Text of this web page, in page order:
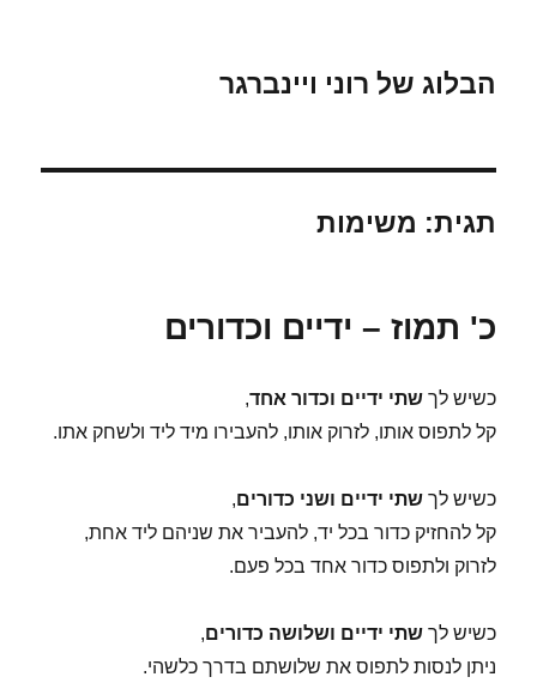
הבלוג של רוני ויינברגר
תגית: משימות
כ' תמוז – ידיים וכדורים
כשיש לךשתי ידיים וכדור אחד,
קל לתפוס אותו, לזרוק אותו, להעבירו מיד ליד ולשחק אתו.
כשיש לךשתי ידיים ושני כדורים,
קל להחזיק כדור בכל יד, להעביר את שניהם ליד אחת,
לזרוק ולתפוס כדור אחד בכל פעם.
כשיש לךשתי ידיים ושלושה כדורים,
ניתן לנסות לתפוס את שלושתם בדרך כלשהי.